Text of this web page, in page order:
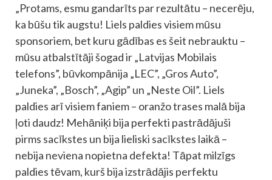
„Protams, esmu gandarīts par rezultātu – necerēju,
ka būšu tik augstu! Liels paldies visiem mūsu
sponsoriem, bet kuru gādības es šeit nebrauktu –
mūsu atbalstītāji šogad ir „Latvijas Mobilais
telefons”, būvkompānija „LEC”, „Gros Auto”,
„Juneka”, „Bosch”, „Agip” un „Neste Oil”. Liels
paldies arī visiem faniem – oranžo trases malā bija
ļoti daudz! Mehāniķi bija perfekti pastrādājuši
pirms sacīkstes un bija lieliski sacīkstes laikā –
nebija neviena nopietna defekta! Tāpat milzīgs
paldies tēvam, kurš bija izstrādājis perfektu